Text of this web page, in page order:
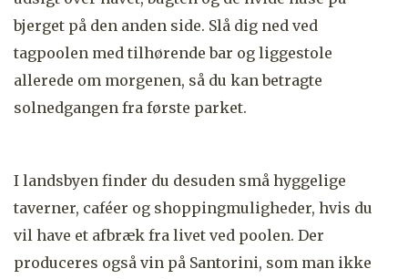
bjerget på den anden side. Slå dig ned ved
tagpoolen med tilhørende bar og liggestole
allerede om morgenen, så du kan betragte
solnedgangen fra første parket.
I landsbyen finder du desuden små hyggelige
taverner, caféer og shoppingmuligheder, hvis du
vil have et afbræk fra livet ved poolen. Der
produceres også vin på Santorini, som man ikke